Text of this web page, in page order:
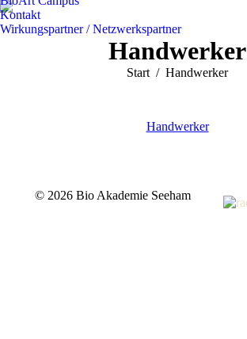
Kontakt
Wirkungspartner / Netzwerkspartner
Handwerker
Sie befinden sich hier:
Start Handwerker
Handwerker
© 2026 Bio Akademie Seeham